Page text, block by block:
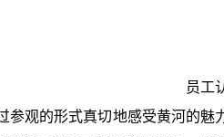
员工
参观的形式真切地感受黄河的